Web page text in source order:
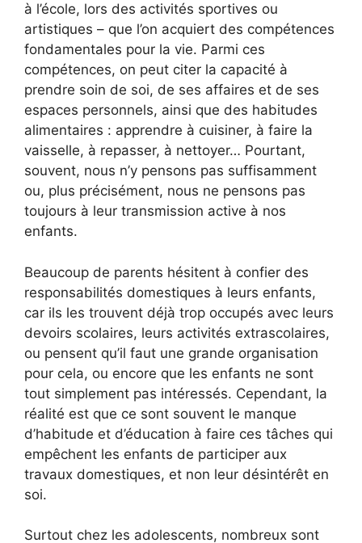
à l’école, lors des activités sportives ou
artistiques – que l’on acquiert des compétences
fondamentales pour la vie. Parmi ces
compétences, on peut citer la capacité à
prendre soin de soi, de ses affaires et de ses
espaces personnels, ainsi que des habitudes
alimentaires : apprendre à cuisiner, à faire la
vaisselle, à repasser, à nettoyer… Pourtant,
souvent, nous n’y pensons pas suffisamment
ou, plus précisément, nous ne pensons pas
toujours à leur transmission active à nos
enfants.
Beaucoup de parents hésitent à confier des
responsabilités domestiques à leurs enfants,
car ils les trouvent déjà trop occupés avec leurs
devoirs scolaires, leurs activités extrascolaires,
ou pensent qu’il faut une grande organisation
pour cela, ou encore que les enfants ne sont
tout simplement pas intéressés. Cependant, la
réalité est que ce sont souvent le manque
d’habitude et d’éducation à faire ces tâches qui
empêchent les enfants de participer aux
travaux domestiques, et non leur désintérêt en
soi.
Surtout chez les adolescents, nombreux sont